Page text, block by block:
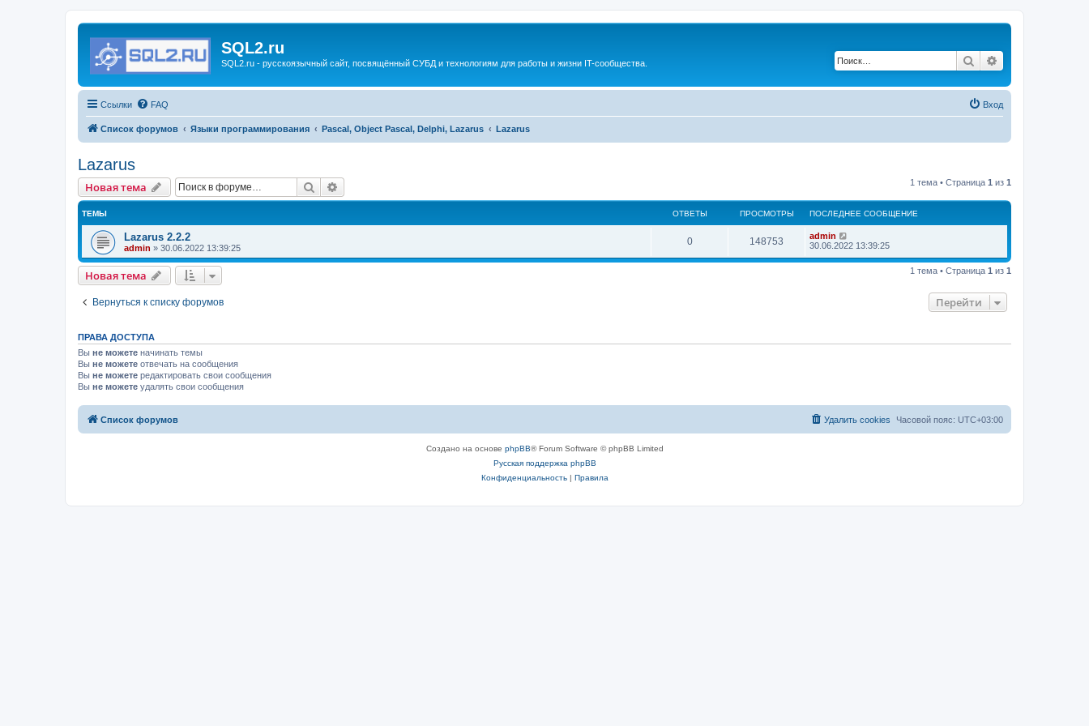
SQL2.ru
SQL2.ru - русскоязычный сайт, посвящённый СУБД и технологиям для работы и жизни IT-сообщества. Поиск
Ссылки FAQ Вход
Список форумов Языки программирования Pascal, Object Pascal, Delphi, Lazarus Lazarus
Lazarus
Новая тема Поиск 1 тема • Страница 1 из 1
ТЕМЫ ОТВЕТЫ ПРОСМОТРЫ ПОСЛЕДНЕЕ СООБЩЕНИЕ
Lazarus 2.2.2
admin » 30.06.2022 13:39:25
0 148753
admin
30.06.2022 13:39:25
Новая тема 1 тема • Страница 1 из 1
Вернуться к списку форумов Перейти
ПРАВА ДОСТУПА
Вы не можете начинать темы
Вы не можете отвечать на сообщения
Вы не можете редактировать свои сообщения
Вы не можете удалять свои сообщения
Список форумов Часовой пояс: UTC+03:00
Удалить cookies
Создано на основе phpBB® Forum Software © phpBB Limited
Русская поддержка phpBB
Конфиденциальность| Правила